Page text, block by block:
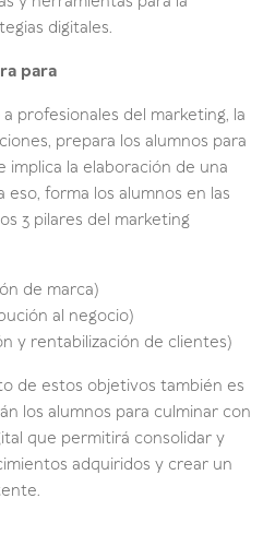
digitales.
para
profesionales del marketing, la
prepara los alumnos para
la elaboración de una
eso, forma los alumnos en las
3 pilares del marketing
de marca)
al negocio)
y rentabilización de clientes)
de estos objetivos también es
los alumnos para culminar con
que permitirá consolidar y
adquiridos y crear un